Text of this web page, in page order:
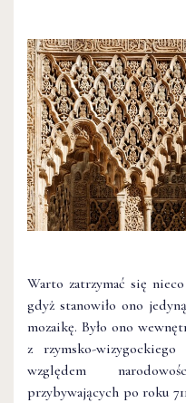
Warto zatrzymać się
gdyż stanowiło ono
mozaikę. Było ono
z rzymsko-
względem
przybywających po roku